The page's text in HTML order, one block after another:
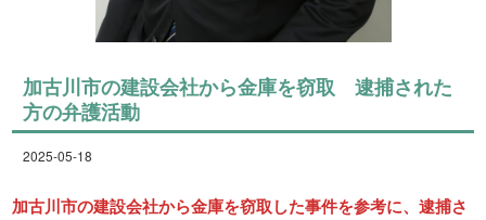
加古川市の建設会社から金庫を窃取 逮捕された
方の弁護活動
2025-05-18
加古川市の建設会社から金庫を窃取した事件を参考に、逮捕さ